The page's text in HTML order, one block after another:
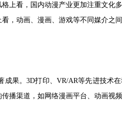
上看，国内动漫产业更加注重文化
，动画、漫画、游戏等不同媒介之
果。3D打印、VR/AR等先进技术
播渠道，如网络漫画平台、动画视